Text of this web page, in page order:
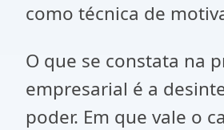
como técnica de
O que se constata na
empresarial é a
poder. Em que vale o